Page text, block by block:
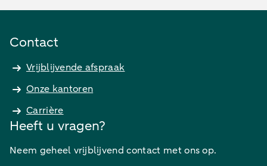
Contact
Vrijblijvende afspraak
Onze kantoren
Carrière
Heeft u vragen?
Neem geheel vrijblijvend contact met ons op.